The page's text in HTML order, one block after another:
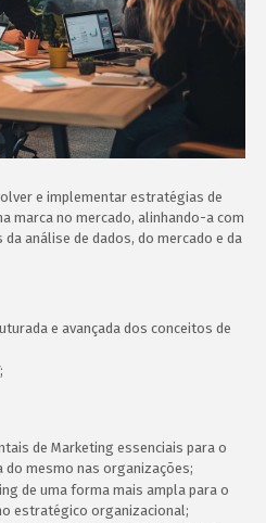
e implementar estratégias de
marca no mercado, alinhando-a com
análise de dados, do mercado e da
e avançada dos conceitos de
de Marketing essenciais para o
do mesmo nas organizações;
de uma forma mais ampla para o
estratégico organizacional;